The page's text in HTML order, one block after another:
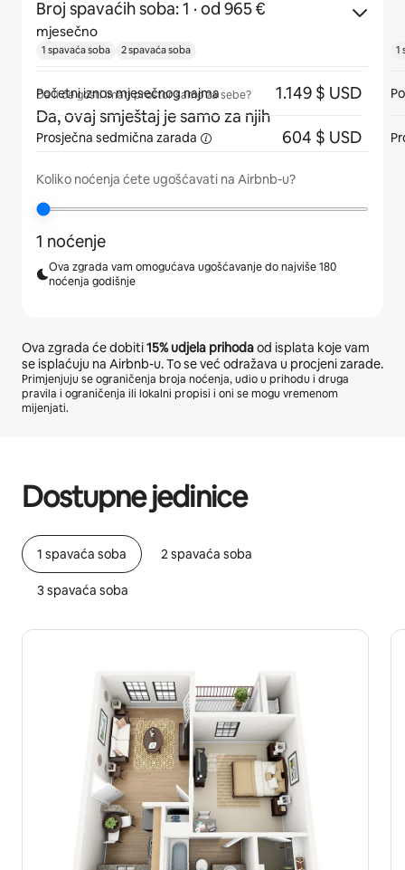
Broj spavaćih soba: 1 · od 965 €
mjesečno
Da li će gosti imati prostor samo za sebe?
Da, ovaj smještaj je samo za njih
Koliko noćenja ćete ugošćavati na Airbnb-u?
1 noćenje
Ova zgrada vam omogućava ugošćavanje do najviše 180
noćenja godišnje
Ova zgrada će dobiti15%udjela prihodaod isplata koje vam
se isplaćuju na Airbnb-u. To se već odražava u procjeni zarade.
Primjenjuju se ograničenja broja noćenja, udio u prihodu i druga
pravila i ograničenja ili lokalni propisi i oni se mogu vremenom
mijenjati.
Dostupne jedinice
1 spavaća soba 2 spavaća soba
3 spavaća soba
1 spavaća soba 2 spavaća soba
Početni iznos mjesečnog najma 1.149 $ USD
Prosječna sedmična zarada 604 $ USD
1